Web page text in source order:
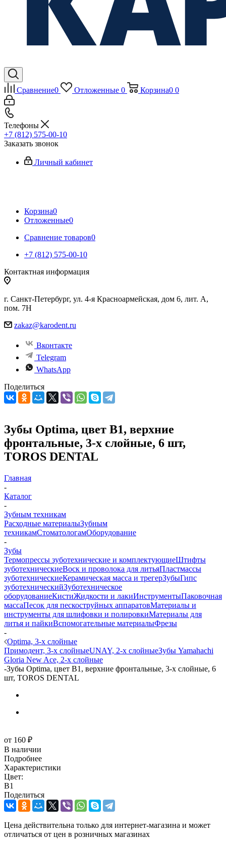
Сравнение0 Отложенные 0 Корзина0 0
Телефоны
+7 (812) 575-00-10
Заказать звонок
Личный кабинет
Корзина0
Отложенные0
Сравнение товаров0
+7 (812) 575-00-10
Контактная информация
г. Санкт-Петербург, ул. 4-я Красноармейская, дом 6, лит. А,
пом. 7Н
zakaz@karodent.ru
Вконтакте
Telegram
WhatsApp
Поделиться
Зубы Optima, цвет B1, верхние
фронтальные, 3-х слойные, 6 шт,
TOROS DENTAL
Главная
-
Каталог
-
Зубным техникам
Расходные материалыЗубным
техникамСтоматологамОборудование
-
Зубы
Термопрессы зуботехнические и комплектующиеШтифты
зуботехническиеВоск и проволока для литьяПластмассы
зуботехническиеКерамическая масса и трегерЗубыГипс
зуботехническийЗуботехническое
оборудованиеКистиЖидкости и лакиИнструментыПаковочная
массаПесок для пескоструйных аппаратовМатериалы и
инструменты для шлифовки и полировкиМатериалы для
литья и пайкиВспомогательные материалыФрезы
-
Optima, 3-х слойные
Примодент, 3-х слойныеUNAY, 2-х слойныеЗубы Yamahachi
Gloria New Ace, 2-х слойные
-Зубы Optima, цвет B1, верхние фронтальные, 3-х слойные, 6
шт, TOROS DENTAL
от 160 ₽
В наличии
Подробнее
Характеристики
Цвет:
B1
Поделиться
Цена действительна только для интернет-магазина и может
отличаться от цен в розничных магазинах